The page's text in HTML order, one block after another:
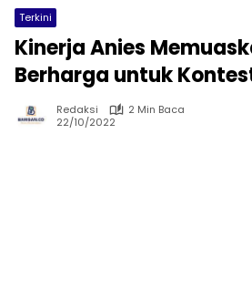
Terkini
Kinerja Anies
Berharga untuk
Redaksi
2 Min Baca
22/10/2022